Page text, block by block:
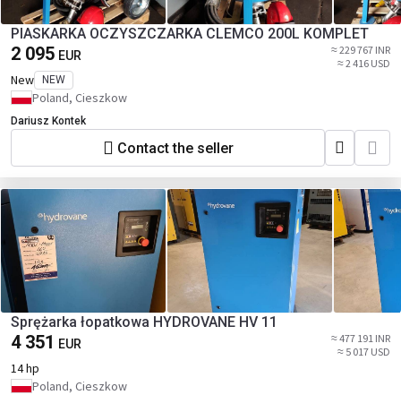
PIASKARKA OCZYSZCZARKA CLEMCO 200L KOMPLET
2 095 EUR
≈ 229 767 INR
≈ 2 416 USD
New NEW
Poland, Cieszkow
Dariusz Kontek
Contact the seller
Sprężarka łopatkowa HYDROVANE HV 11
4 351 EUR
≈ 477 191 INR
≈ 5 017 USD
14 hp
Poland, Cieszkow